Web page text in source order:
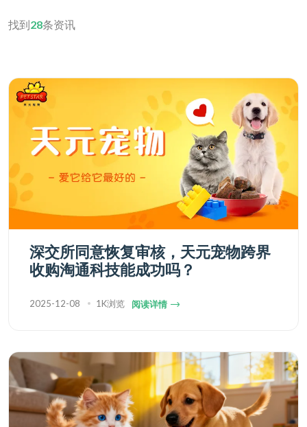
找到28条资讯
深交所同意恢复审核，天元宠物跨界
收购淘通科技能成功吗？
2025-12-08 1K浏览 阅读详情